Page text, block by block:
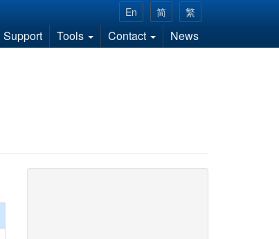
繁
简
En
Support Tools Contact News